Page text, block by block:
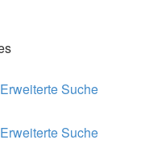
Erweiterte Suche
Erweiterte Suche